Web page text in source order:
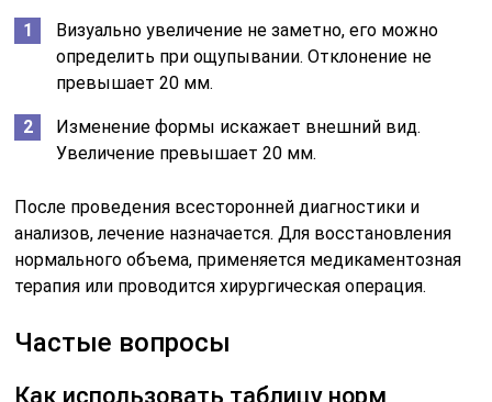
Визуально увеличение не заметно, его можно
определить при ощупывании. Отклонение не
превышает 20 мм.
Изменение формы искажает внешний вид.
Увеличение превышает 20 мм.
После проведения всесторонней диагностики и
анализов, лечение назначается. Для восстановления
нормального объема, применяется медикаментозная
терапия или проводится хирургическая операция.
Частые вопросы
Как использовать таблицу норм